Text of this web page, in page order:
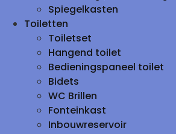
Spiegelkasten
Toiletten
Toiletset
Hangend toilet
Bedieningspaneel toilet
Bidets
WC Brillen
Fonteinkast
Inbouwreservoir